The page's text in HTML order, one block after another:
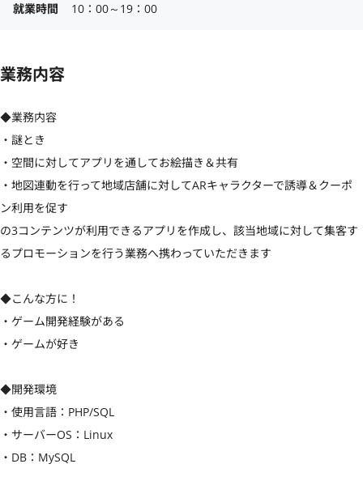
就業時間
10：00～19：00
業務内容
◆業務内容
・謎とき
・空間に対してアプリを通してお絵描き＆共有
・地図連動を行って地域店舗に対してARキャラクターで誘導＆クーポ
ン利用を促す
の3コンテンツが利用できるアプリを作成し、該当地域に対して集客す
るプロモーションを行う業務へ携わっていただきます
◆こんな方に！
・ゲーム開発経験がある
・ゲームが好き
◆開発環境
・使用言語：PHP/SQL
・サーバーOS：Linux
・DB：MySQL